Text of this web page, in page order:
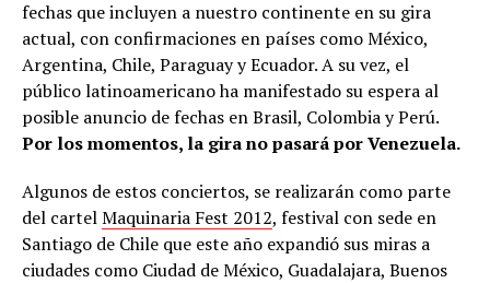
fechas que incluyen a nuestro continente en su gira
actual, con confirmaciones en países como México,
Argentina, Chile, Paraguay y Ecuador. A su vez, el
público latinoamericano ha manifestado su espera al
posible anuncio de fechas en Brasil, Colombia y Perú.
Por los momentos, la gira no pasará por Venezuela.
Algunos de estos conciertos, se realizarán como parte
del cartelMaquinaria Fest 2012, festival con sede en
Santiago de Chile que este año expandió sus miras a
ciudades como Ciudad de México, Guadalajara, Buenos